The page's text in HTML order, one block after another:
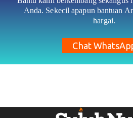
Anda. Sekecil apapun bantuan
hargai.
Chat